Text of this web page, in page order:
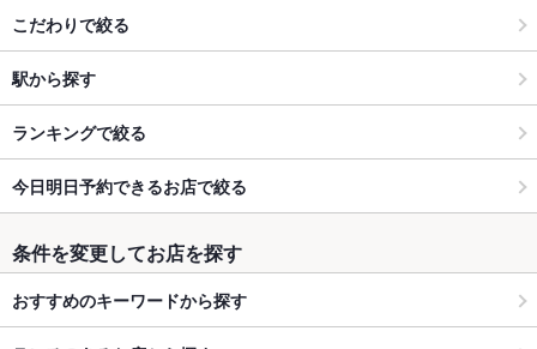
こだわりで絞る
駅から探す
ランキングで絞る
今日明日予約できるお店で絞る
条件を変更してお店を探す
おすすめのキーワードから探す